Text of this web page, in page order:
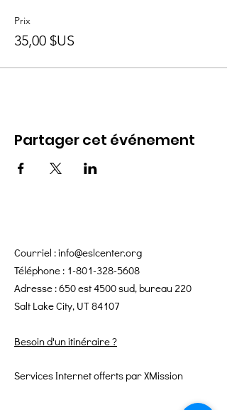
Prix
35,00 $US
Partager cet événement
Courriel :info@eslcenter.org
Téléphone : 1-801-328-5608
Adresse : 650 est 4500 sud, bureau 220
Salt Lake City, UT 84107
Besoin d'un itinéraire ?
Services Internet offerts par XMission